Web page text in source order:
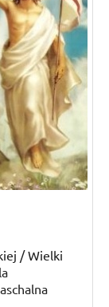
/ Wielki